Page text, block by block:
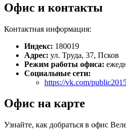
Офис и контакты
Контактная информация:
Индекс: 180019
Адрес: ул. Труда, 37, Псков
Режим работы офиса:
Социальные сети:
https://vk.com/
Офис на карте
Узнайте, как добраться в офис